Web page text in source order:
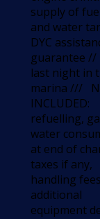
supply of
and water
DYC
guarantee //
last night in
marina ///
INCLUDED:
refuelling,
water
at end of
taxes if any,
handling
additional
equipment